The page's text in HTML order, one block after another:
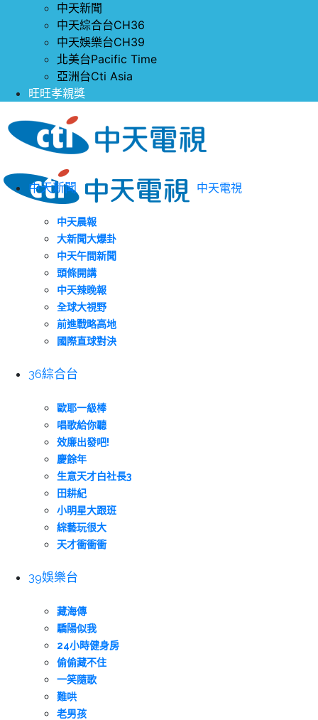
中天新聞
中天綜合台CH36
中天娛樂台CH39
北美台Pacific Time
亞洲台Cti Asia
旺旺孝親獎
中天電視
中天新聞
中天晨報
大新聞大爆卦
中天午間新聞
頭條開講
中天辣晚報
全球大視野
前進戰略高地
國際直球對決
36綜合台
歐耶一級棒
唱歌給你聽
效廉出發吧!
慶餘年
生意天才白社長3
田耕紀
小明星大跟班
綜藝玩很大
天才衝衝衝
39娛樂台
藏海傳
驕陽似我
24小時健身房
偷偷藏不住
一笑隨歌
難哄
老男孩